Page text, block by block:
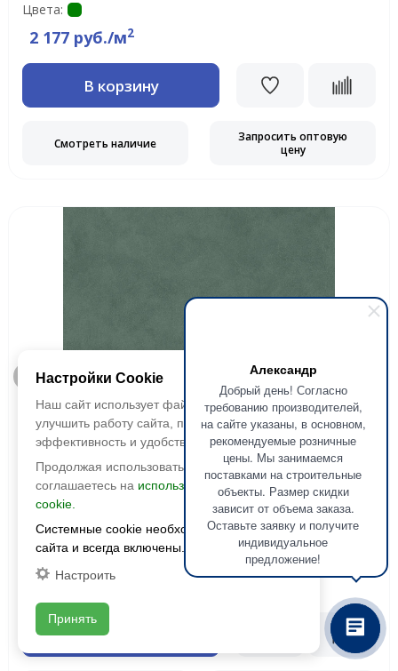
Александр
Добрый день! Согласно
требованию производителей,
на сайте указаны, в основном,
рекомендуемые розничные
цены. Мы занимаемся
поставками на строительные
объекты. Размер скидки
зависит от объема заказа.
Оставьте заявку и получите
индивидуальное
предложение!
Цвета:
2 177 руб./м2
В корзину
Смотреть наличие
Запросить оптовую
цену
Быстрый просмотр
Surface Laboratory
Керамогранит Майолика зелёный
3200x1195x6 обрезной
Размер:
Фактура:
матовая
Толщина:
11 781 руб./м
В корзину
Настройки Cookie
Наш сайт использует файлы cookie, чтобы
улучшить работу сайта, повысить его
эффективность и удобство.
Продолжая использовать сайт, вы
соглашаетесь на использование файлов
cookie.
Системные cookie необходимы для работы
сайта и всегда включены.
Настроить
Принять